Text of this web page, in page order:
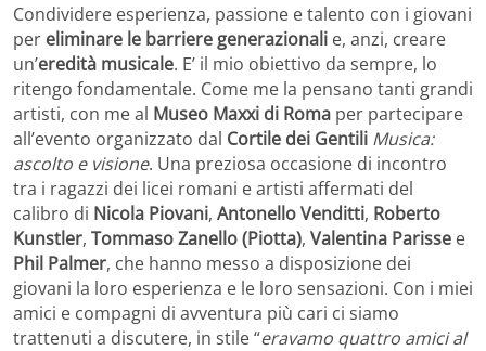
Condividere esperienza, passione e talento con i giovani
per eliminare le barriere generazionali e, anzi, creare
un’eredità musicale. E’ il mio obiettivo da sempre, lo
ritengo fondamentale. Come me la pensano tanti grandi
artisti, con me al Museo Maxxi di Roma per partecipare
all’evento organizzato dal Cortile dei Gentili Musica:
ascolto e visione. Una preziosa occasione di incontro
tra i ragazzi dei licei romani e artisti affermati del
calibro di Nicola Piovani, Antonello Venditti, Roberto
Kunstler, Tommaso Zanello (Piotta), Valentina Parisse e
Phil Palmer, che hanno messo a disposizione dei
giovani la loro esperienza e le loro sensazioni. Con i miei
amici e compagni di avventura più cari ci siamo
trattenuti a discutere, in stile “eravamo quattro amici al